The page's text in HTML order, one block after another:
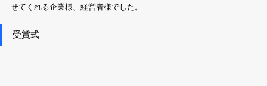
せてくれる企業様、経営者様でした。
受賞式